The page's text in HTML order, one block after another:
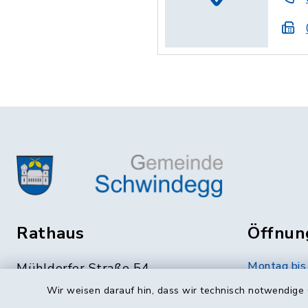
Wir weisen darauf hin, dass wir technisch
Rathaus
Mühldorfer Straße 54
84419 Schwindegg
Montag
07.30 bis